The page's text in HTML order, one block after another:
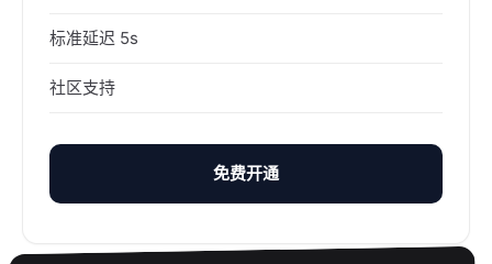
标准延迟 5s
社区支持
免费开通